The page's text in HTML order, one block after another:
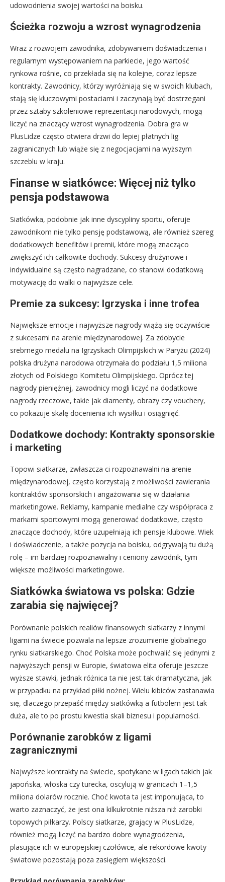
udowodnienia swojej wartości na boisku.
Ścieżka rozwoju a wzrost wynagrodzenia
Wraz z rozwojem zawodnika, zdobywaniem doświadczenia i
regularnym występowaniem na parkiecie, jego wartość
rynkowa rośnie, co przekłada się na kolejne, coraz lepsze
kontrakty. Zawodnicy, którzy wyróżniają się w swoich klubach,
stają się kluczowymi postaciami i zaczynają być dostrzegani
przez sztaby szkoleniowe reprezentacji narodowych, mogą
liczyć na znaczący wzrost wynagrodzenia. Dobra gra w
PlusLidze często otwiera drzwi do lepiej płatnych lig
zagranicznych lub wiąże się z negocjacjami na wyższym
szczeblu w kraju.
Finanse w siatkówce: Więcej niż tylko
pensja podstawowa
Siatkówka, podobnie jak inne dyscypliny sportu, oferuje
zawodnikom nie tylko pensję podstawową, ale również szereg
dodatkowych benefitów i premii, które mogą znacząco
zwiększyć ich całkowite dochody. Sukcesy drużynowe i
indywidualne są często nagradzane, co stanowi dodatkową
motywację do walki o najwyższe cele.
Premie za sukcesy: Igrzyska i inne trofea
Największe emocje i najwyższe nagrody wiążą się oczywiście
z sukcesami na arenie międzynarodowej. Za zdobycie
srebrnego medalu na Igrzyskach Olimpijskich w Paryżu (2024)
polska drużyna narodowa otrzymała do podziału 1,5 miliona
złotych od Polskiego Komitetu Olimpijskiego. Oprócz tej
nagrody pieniężnej, zawodnicy mogli liczyć na dodatkowe
nagrody rzeczowe, takie jak diamenty, obrazy czy vouchery,
co pokazuje skalę docenienia ich wysiłku i osiągnięć.
Dodatkowe dochody: Kontrakty sponsorskie
i marketing
Topowi siatkarze, zwłaszcza ci rozpoznawalni na arenie
międzynarodowej, często korzystają z możliwości zawierania
kontraktów sponsorskich i angażowania się w działania
marketingowe. Reklamy, kampanie medialne czy współpraca z
markami sportowymi mogą generować dodatkowe, często
znaczące dochody, które uzupełniają ich pensje klubowe. Wiek
i doświadczenie, a także pozycja na boisku, odgrywają tu dużą
rolę – im bardziej rozpoznawalny i ceniony zawodnik, tym
większe możliwości marketingowe.
Siatkówka światowa vs polska: Gdzie
zarabia się najwięcej?
Porównanie polskich realiów finansowych siatkarzy z innymi
ligami na świecie pozwala na lepsze zrozumienie globalnego
rynku siatkarskiego. Choć Polska może pochwalić się jednymi z
najwyższych pensji w Europie, światowa elita oferuje jeszcze
wyższe stawki, jednak różnica ta nie jest tak dramatyczna, jak
w przypadku na przykład piłki nożnej. Wielu kibiców zastanawia
się, dlaczego przepaść między siatkówką a futbolem jest tak
duża, ale to po prostu kwestia skali biznesu i popularności.
Porównanie zarobków z ligami
zagranicznymi
Najwyższe kontrakty na świecie, spotykane w ligach takich jak
japońska, włoska czy turecka, oscylują w granicach 1–1,5
miliona dolarów rocznie. Choć kwota ta jest imponująca, to
warto zaznaczyć, że jest ona kilkukrotnie niższa niż zarobki
topowych piłkarzy. Polscy siatkarze, grający w PlusLidze,
również mogą liczyć na bardzo dobre wynagrodzenia,
plasujące ich w europejskiej czołówce, ale rekordowe kwoty
światowe pozostają poza zasięgiem większości.